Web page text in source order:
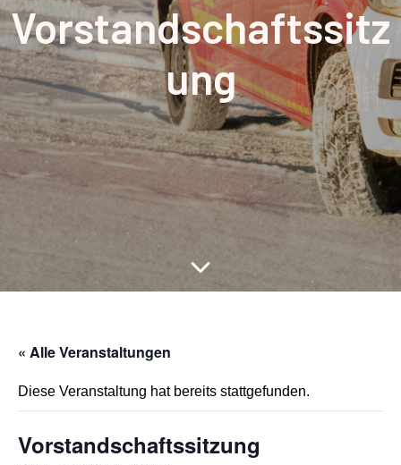
Vorstandschaftssitz
ung
« Alle Veranstaltungen
Diese Veranstaltung hat bereits stattgefunden.
Vorstandschaftssitzung